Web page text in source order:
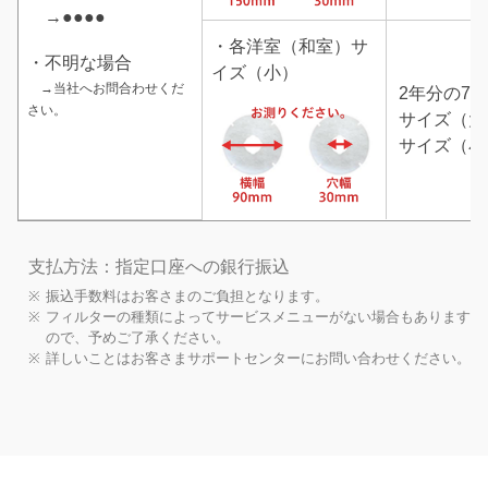
→●●●●
・不明な場合
→当社へお問合わせくだ
さい。
・各洋室（和室）サ
イズ（小）
2年分の72
サイズ（
サイズ（
支払方法：指定口座への銀行振込
※ 振込手数料はお客さまのご負担となります。
※ フィルターの種類によってサービスメニューがない場合もあります
ので、予めご了承ください。
※ 詳しいことはお客さまサポートセンターにお問い合わせください。